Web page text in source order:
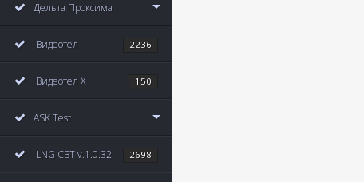
Дельта Проксима
2236
Видеотел
150
Видеотел X
ASK Test
2698
LNG CBT v.1.0.32